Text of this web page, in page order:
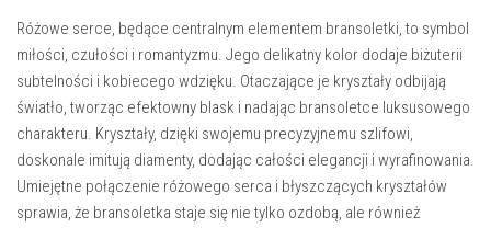
Różowe serce, będące centralnym elementem bransoletki, to symbol
miłości, czułości i romantyzmu. Jego delikatny kolor dodaje biżuterii
subtelności i kobiecego wdzięku. Otaczające je kryształy odbijają
światło, tworząc efektowny blask i nadając bransoletce luksusowego
charakteru. Kryształy, dzięki swojemu precyzyjnemu szlifowi,
doskonale imitują diamenty, dodając całości elegancji i wyrafinowania.
Umiejętne połączenie różowego serca i błyszczących kryształów
sprawia, że bransoletka staje się nie tylko ozdobą, ale również